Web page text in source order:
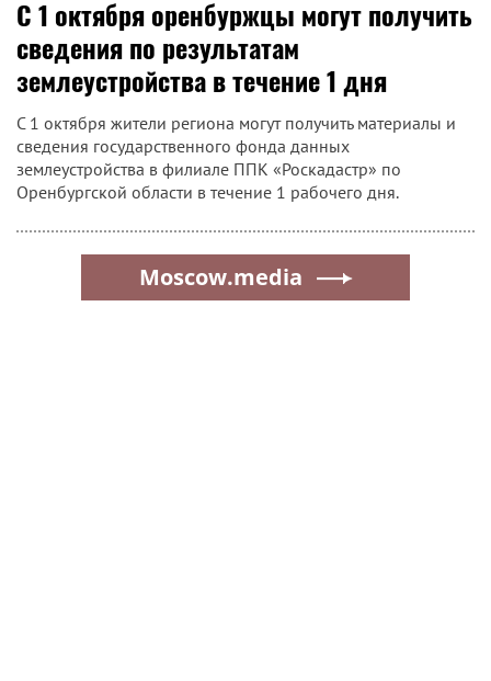
С 1 октября оренбуржцы могут получить
сведения по результатам
землеустройства в течение 1 дня
С 1 октября жители региона могут получить материалы и
сведения государственного фонда данных
землеустройства в филиале ППК «Роскадастр» по
Оренбургской области в течение 1 рабочего дня.
Moscow.media